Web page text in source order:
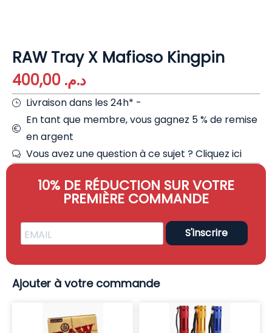
RAW Tray X Mafioso Kingpin
د.م.
Livraison dans les 24h* -
En tant que membre, vous gagnez 5 % de remise
en argent
Vous avez une question à ce sujet ?Cliquez ici
10% DE RÉDUCTION SUR VOTRE
PREMIÈRE COMMANDE
S'inscrire
Ajouter à votre commande